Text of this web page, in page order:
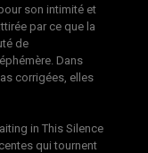
son intimité et
par ce que la
de
Dans
corrigées, elles
in This Silence
qui tournent